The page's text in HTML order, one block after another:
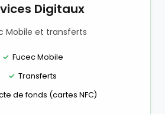
Digitaux
Mobile et transferts
Fucec Mobile
Transferts
de fonds (cartes NFC)